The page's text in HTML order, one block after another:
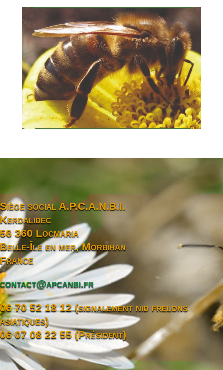
Siège social A.P.C.A.N.B.I.
Kerdalidec
56 360 Locmaria
Belle-Île en mer, Morbihan
France
contact@apcanbi.fr
06 70 52 18 12 (signalement nid frelons
asiatiques)
06 07 08 22 55 (Président)